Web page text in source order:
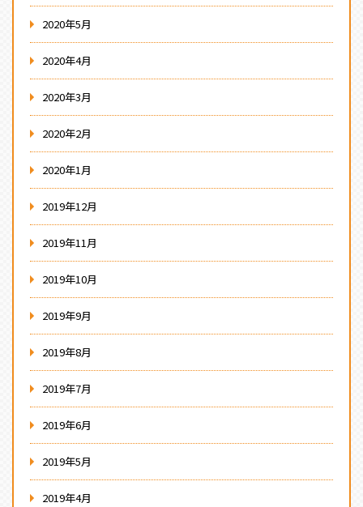
2020年5月
2020年4月
2020年3月
2020年2月
2020年1月
2019年12月
2019年11月
2019年10月
2019年9月
2019年8月
2019年7月
2019年6月
2019年5月
2019年4月